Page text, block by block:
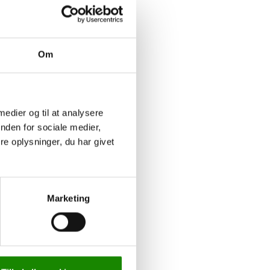
Om
og til at analysere
for sociale medier,
oplysninger, du har givet
Marketing